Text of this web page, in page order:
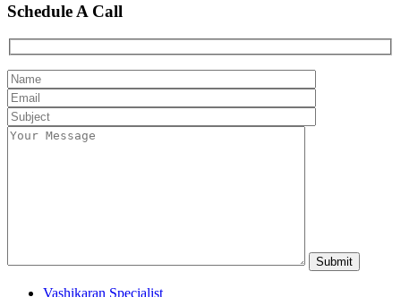
Schedule A Call
Vashikaran Specialist